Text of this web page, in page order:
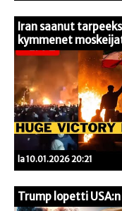
Iran saanut
kymmenet
la 10.01.2026 20:21
Trump lopetti USA:n